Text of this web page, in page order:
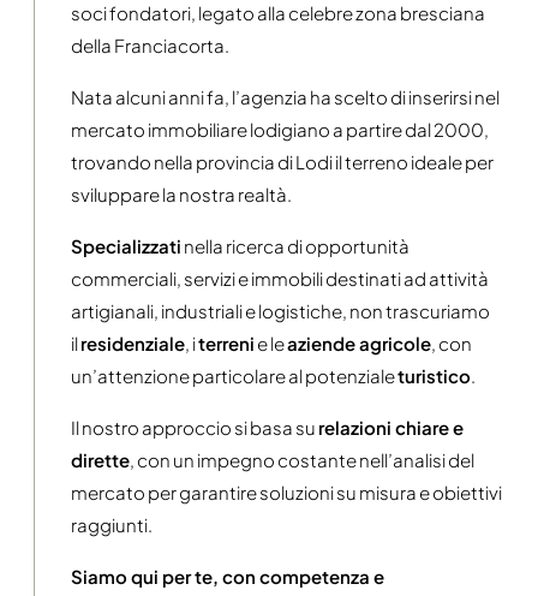
soci fondatori, legato alla celebre zona bresciana
della Franciacorta.
Nata alcuni anni fa, l’agenzia ha scelto di inserirsi nel
mercato immobiliare lodigiano a partire dal 2000,
trovando nella provincia di Lodi il terreno ideale per
sviluppare la nostra realtà.
Specializzati nella ricerca di opportunità
commerciali, servizi e immobili destinati ad attività
artigianali, industriali e logistiche, non trascuriamo
ilresidenziale, iterreni e leaziende agricole, con
un’attenzione particolare al potenzialeturistico.
Il nostro approccio si basa su relazioni chiare e
dirette, con un impegno costante nell’analisi del
mercato per garantire soluzioni su misura e obiettivi
raggiunti.
Siamo qui per te, con competenza e